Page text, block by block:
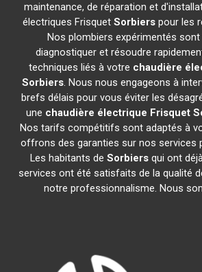
maintenance, de réparation et
électriques Frisquet Sorbierspour les
Nos plombiers expérimentés
diagnostiquer et résoudre
techniques liés à votre chaudière
Sorbiers. Nous nous engageons à
brefs délais pour vous éviter les
une chaudière électrique Frisquet
Nos tarifs compétitifs sont adaptés à
offrons des garanties sur nos services
Les habitants deSorbiers qui ont
services ont été satisfaits de la qualité
notre professionnalisme. Nous